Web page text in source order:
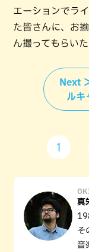
エーションでラ
た皆さんに、お
ん撮ってもらい
Next
ルキ
1
真
そ
音